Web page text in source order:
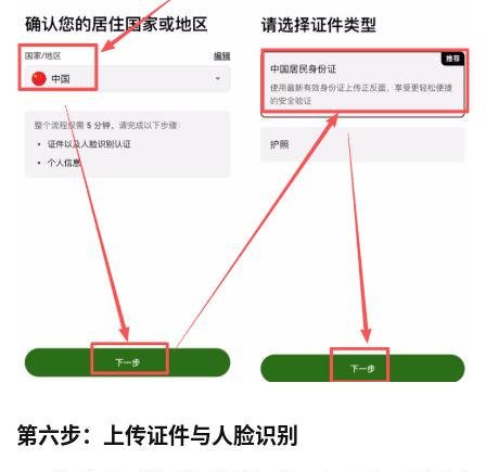
行
情
分
币
第六步：上传证件与人脸识别